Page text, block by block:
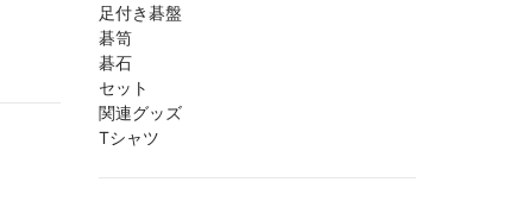
足付き碁盤
碁笥
碁石
セット
関連グッズ
Tシャツ